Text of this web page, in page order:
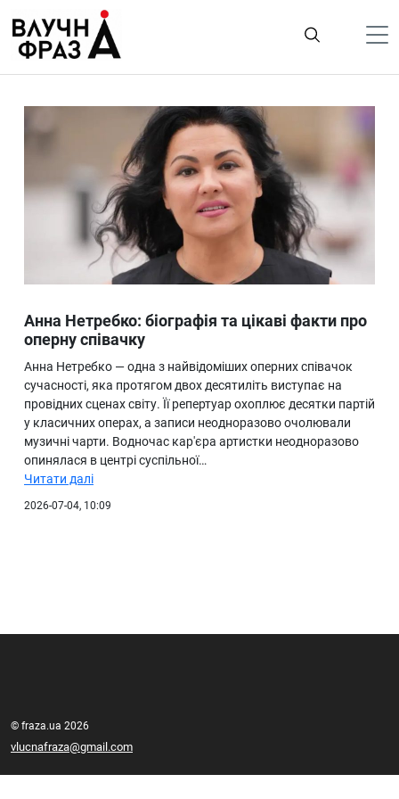
содержимому
Гроші
Життя
Лайфстайл
ТехноНаука
Людина
Ukraine
Про нас
Анна Нетребко: біографія та цікаві факти про
оперну співачку
Анна Нетребко — одна з найвідоміших оперних співачок
сучасності, яка протягом двох десятиліть виступає на
провідних сценах світу. Її репертуар охоплює десятки партій
у класичних операх, а записи неодноразово очолювали
музичні чарти. Водночас кар'єра артистки неодноразово
опинялася в центрі суспільної…
Читати далі
2026-07-04, 10:09
© fraza.ua 2026
vlucnafraza@gmail.com